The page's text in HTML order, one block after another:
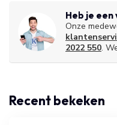
Heb je
Onze
2022 550.
Recent bekeken